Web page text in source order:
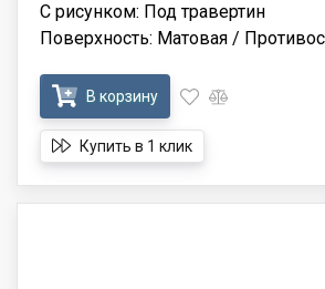
С рисунком: Под травертин
Поверхность: Матовая /
В корзину
Купить в 1 клик